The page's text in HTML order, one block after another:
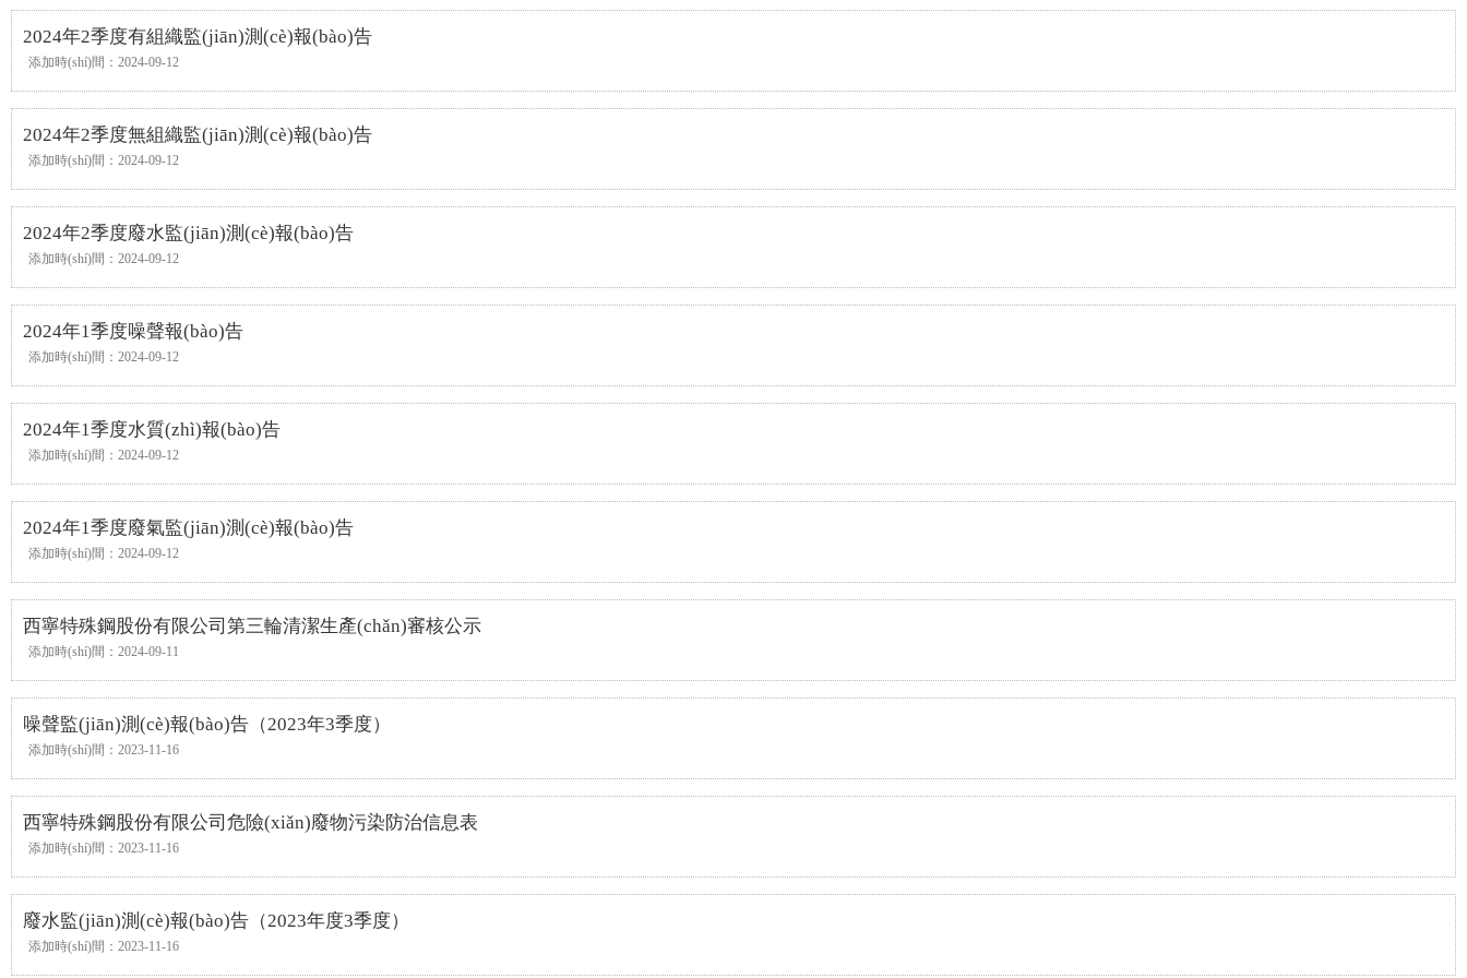
2024年2季度有組織監(jiān)測(cè)報(bào)告
添加時(shí)間：2024-09-12
2024年2季度無組織監(jiān)測(cè)報(bào)告
添加時(shí)間：2024-09-12
2024年2季度廢水監(jiān)測(cè)報(bào)告
添加時(shí)間：2024-09-12
2024年1季度噪聲報(bào)告
添加時(shí)間：2024-09-12
2024年1季度水質(zhì)報(bào)告
添加時(shí)間：2024-09-12
2024年1季度廢氣監(jiān)測(cè)報(bào)告
添加時(shí)間：2024-09-12
西寧特殊鋼股份有限公司第三輪清潔生產(chǎn)審核公示
添加時(shí)間：2024-09-11
噪聲監(jiān)測(cè)報(bào)告（2023年3季度）
添加時(shí)間：2023-11-16
西寧特殊鋼股份有限公司危險(xiǎn)廢物污染防治信息表
添加時(shí)間：2023-11-16
廢水監(jiān)測(cè)報(bào)告（2023年度3季度）
添加時(shí)間：2023-11-16